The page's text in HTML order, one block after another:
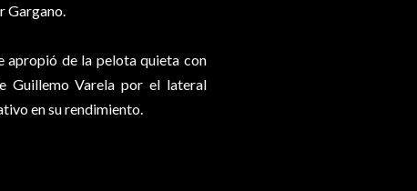
Gargano.
apropió de la pelota quieta con
Guillemo Varela por el lateral
en su rendimiento.